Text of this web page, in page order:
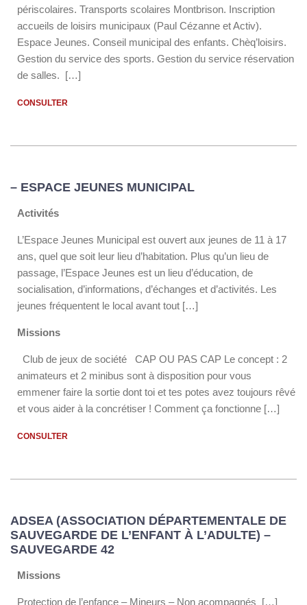
périscolaires. Transports scolaires Montbrison. Inscription
accueils de loisirs municipaux (Paul Cézanne et Activ).
Espace Jeunes. Conseil municipal des enfants. Chèq’loisirs.
Gestion du service des sports. Gestion du service réservation
de salles. […]
CONSULTER
– ESPACE JEUNES MUNICIPAL
Activités
L’Espace Jeunes Municipal est ouvert aux jeunes de 11 à 17
ans, quel que soit leur lieu d’habitation. Plus qu’un lieu de
passage, l’Espace Jeunes est un lieu d’éducation, de
socialisation, d’informations, d’échanges et d’activités. Les
jeunes fréquentent le local avant tout […]
Missions
Club de jeux de société CAP OU PAS CAP Le concept : 2
animateurs et 2 minibus sont à disposition pour vous
emmener faire la sortie dont toi et tes potes avez toujours rêvé
et vous aider à la concrétiser ! Comment ça fonctionne […]
CONSULTER
ADSEA (ASSOCIATION DÉPARTEMENTALE DE
SAUVEGARDE DE L’ENFANT À L’ADULTE) –
SAUVEGARDE 42
Missions
Protection de l’enfance – Mineurs – Non acompagnés […]